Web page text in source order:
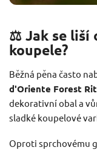
⚖️ Jak se liší
koupele?
Běžná pěna často
d'Oriente Forest
dekorativní obal a
sladké koupelové
Oproti sprchovému